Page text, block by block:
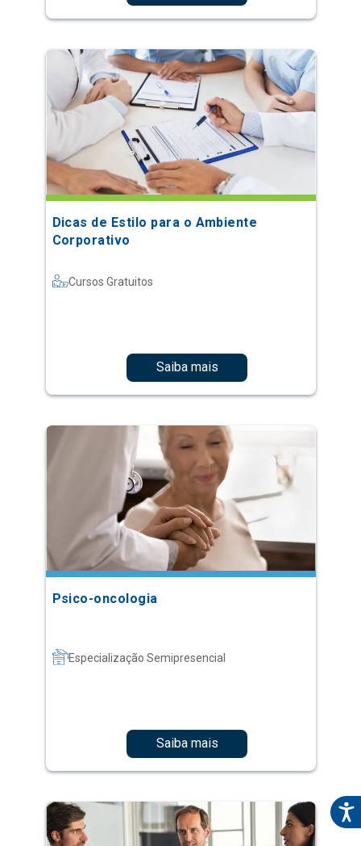
Dicas de Estilo para o Ambiente
Corporativo
Cursos Gratuitos
Saiba mais
Psico-oncologia
Especialização Semipresencial
Saiba mais